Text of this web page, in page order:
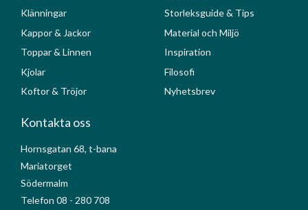
Klänningar
Kappor & Jackor
Toppar & Linnen
Kjolar
Koftor & Tröjor
Storleksguide & Tips
Material och Miljö
Inspiration
Filosofi
Nyhetsbrev
Kontakta oss
Hornsgatan 68, t-bana
Mariatorget
Södermalm
Telefon 08 - 280 708